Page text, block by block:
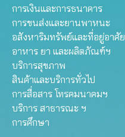
การเงินและการธนาคาร
การขนส่งและยานพาหนะ
อสังหาริมทรัพย์และที่อยู่อาศัย
อาหาร ยา และผลิตภัณฑ์ฯ
บริการสุขภาพ
สินค้าและบริการทั่วไป
การสื่อสาร โทรคมนาคมฯ
บริการ สาธารณะ ฯ
การศึกษา